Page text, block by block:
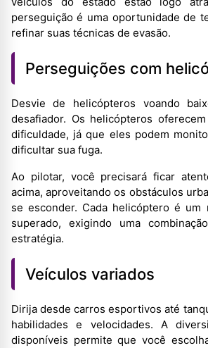
perseguição é uma oportunidade de
refinar suas técnicas de evasão.
Perseguições com
Desvie de helicópteros voando
desafiador. Os helicópteros
dificuldade, já que eles podem
dificultar sua fuga.
Ao pilotar, você precisará ficar
acima, aproveitando os obstáculos
se esconder. Cada helicóptero é um
superado, exigindo uma
estratégia.
Veículos variados
Dirija desde carros esportivos até
habilidades e velocidades. A
disponíveis permite que você